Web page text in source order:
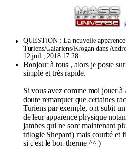
QUESTION : La nouvelle apparence
Turiens/Galariens/Krogan dans
12 juil., 2018 17:28
Bonjour à tous , alors je poste
simple et très rapide.
Si vous avez comme moi jouer à
doute remarquer que certaines
Turiens par exemple, ont subit
de leur apparence physique
jambes qui ne sont maintenant
trilogie Shepard) mais courbé et
si c'est le bon therme ^^ )